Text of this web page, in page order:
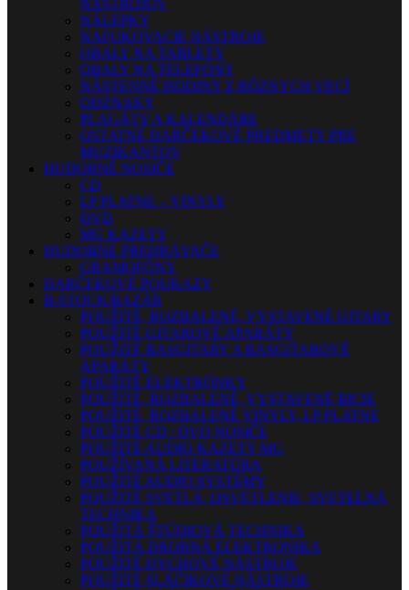
NÁSTROJOV
NÁLEPKY
NAFUKOVACIE NÁSTROJE
OBALY NA TABLETY
OBALY NA TELEFÓNY
NÁSTENNÉ HODINY Z RÔZNYCH VECÍ
ODZNAKY
PLAGÁTY A KALENDÁRE
OSTATNÉ DARČEKOVÉ PREDMETY PRE
MUZIKANTOV
HUDOBNÉ NOSIČE
CD
LP PLATNE – VINYLY
DVD
MG KAZETY
HUDOBNÉ PREHRÁVAČE
GRAMOFÓNY
DARČEKOVÉ POUKAZY
B-STOCK/BAZÁR
POUŽITÉ, ROZBALENÉ, VYSTAVENÉ GITARY
POUŽITÉ GITAROVÉ APARÁTY
POUŽITÉ BASGITARY A BASGITAROVÉ
APARÁTY
POUŽITÉ ELEKTRÓNKY
POUŽITÉ, ROZBALENÉ, VYSTAVENÉ BICIE
POUŽITÉ, ROZBALENÉ VINYLY, LP PLATNE
POUŽITÉ CD / DVD NOSIČE
POUŽITÉ AUDIO KAZETY MG
POUŽÍVANÁ LITERATÚRA
POUŽITÉ AUDIO SYSTÉMY
POUŽITÉ SVETLÁ, OSVETLENIE, SVETELNÁ
TECHNIKA
POUŽITÁ ŠTÚDIOVÁ TECHNIKA
POUŽITÁ DROBNÁ ELEKTRONIKA
POUŽITÉ DYCHOVÉ NÁSTROJE
POUŽITÉ SLÁČIKOVÉ NÁSTROJE